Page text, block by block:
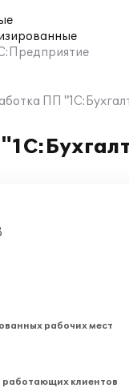
ПП
рабочих мест
работающих клиентов